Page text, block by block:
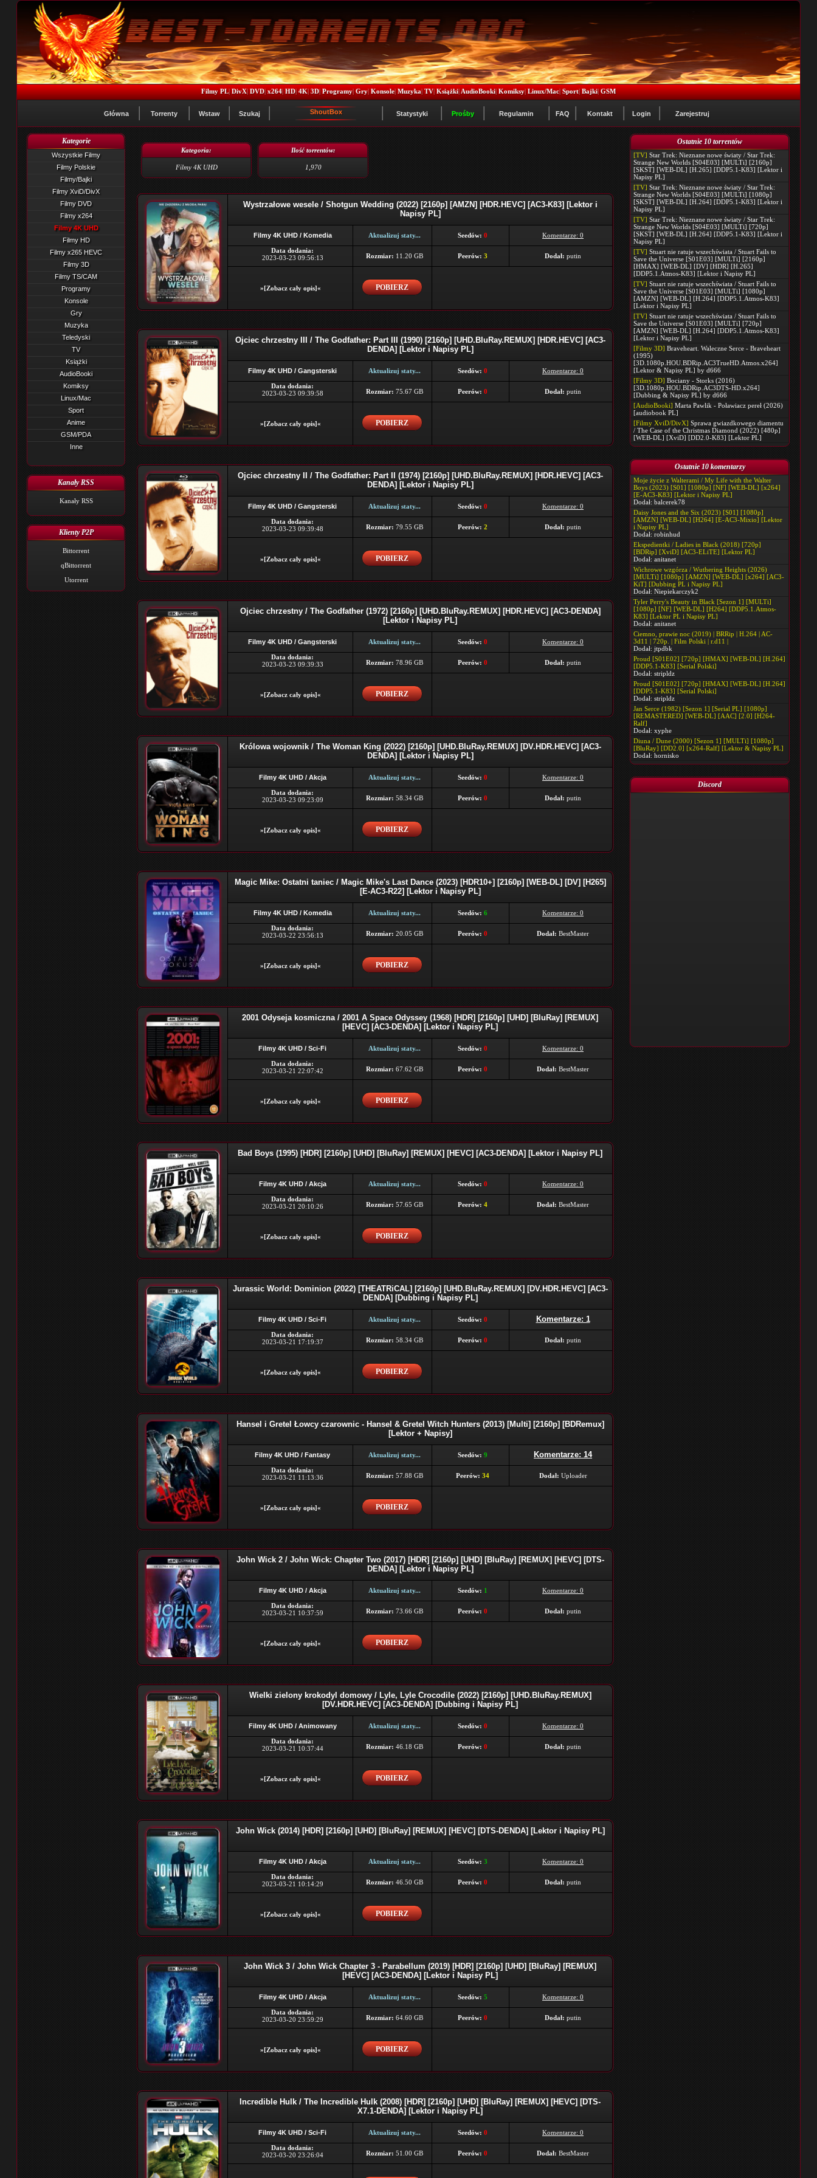
Filmy PL|DivX|DVD|x264|HD|4K|3D|Programy|Gry|Konsole|Muzyka|TV|Książki|AudioBooki|Komiksy|Linux/Mac|Sport|Bajki|GSM
Główna Torrenty Wstaw Szukaj ShoutBox Statystyki Prośby Regulamin FAQ Kontakt Login Zarejestruj
Kategorie
Wszystkie Filmy
Filmy Polskie
Filmy/Bajki
Filmy XviD/DivX
Filmy DVD
Filmy x264
Filmy 4K UHD
Filmy HD
Filmy x265 HEVC
Filmy 3D
Filmy TS/CAM
Programy
Konsole
Gry
Muzyka
Teledyski
TV
Książki
AudioBooki
Komiksy
Linux/Mac
Sport
Anime
GSM/PDA
Inne
Kanały RSS
Kanały RSS
Klienty P2P
Bittorrent
qBittorrent
Utorrent
Ostatnie 10 torrentów
[TV] Star Trek: Nieznane nowe światy / Star Trek:
Strange New Worlds [S04E03] [MULTi] [2160p]
[SKST] [WEB-DL] [H.265] [DDP5.1-K83] [Lektor i
Napisy PL]
[TV] Star Trek: Nieznane nowe światy / Star Trek:
Strange New Worlds [S04E03] [MULTi] [1080p]
[SKST] [WEB-DL] [H.264] [DDP5.1-K83] [Lektor i
Napisy PL]
[TV] Star Trek: Nieznane nowe światy / Star Trek:
Strange New Worlds [S04E03] [MULTi] [720p]
[SKST] [WEB-DL] [H.264] [DDP5.1-K83] [Lektor i
Napisy PL]
[TV] Stuart nie ratuje wszechświata / Stuart Fails to
Save the Universe [S01E03] [MULTi] [2160p]
[HMAX] [WEB-DL] [DV] [HDR] [H.265]
[DDP5.1.Atmos-K83] [Lektor i Napisy PL]
[TV] Stuart nie ratuje wszechświata / Stuart Fails to
Save the Universe [S01E03] [MULTi] [1080p]
[AMZN] [WEB-DL] [H.264] [DDP5.1.Atmos-K83]
[Lektor i Napisy PL]
[TV] Stuart nie ratuje wszechświata / Stuart Fails to
Save the Universe [S01E03] [MULTi] [720p]
[AMZN] [WEB-DL] [H.264] [DDP5.1.Atmos-K83]
[Lektor i Napisy PL]
[Filmy 3D] Braveheart. Waleczne Serce - Braveheart
(1995)
[3D.1080p.HOU.BDRip.AC3TrueHD.Atmos.x264]
[Lektor & Napisy PL] by d666
[Filmy 3D] Bociany - Storks (2016)
[3D.1080p.HOU.BDRip.AC3DTS-HD.x264]
[Dubbing & Napisy PL] by d666
[AudioBooki] Marta Pawlik - Poławiacz pereł (2026)
[audiobook PL]
[Filmy XviD/DivX] Sprawa gwiazdkowego diamentu
/ The Case of the Christmas Diamond (2022) [480p]
[WEB-DL] [XviD] [DD2.0-K83] [Lektor PL]
Ostatnie 10 komentarzy
Moje życie z Walterami / My Life with the Walter
Boys (2023) [S01] [1080p] [NF] [WEB-DL] [x264]
[E-AC3-K83] [Lektor i Napisy PL]
Dodał: balcerek78
Daisy Jones and the Six (2023) [S01] [1080p]
[AMZN] [WEB-DL] [H264] [E-AC3-Mixio] [Lektor
i Napisy PL]
Dodał: robinhud
Ekspedientki / Ladies in Black (2018) [720p]
[BDRip] [XviD] [AC3-ELiTE] [Lektor PL]
Dodał: anitanet
Wichrowe wzgórza / Wuthering Heights (2026)
[MULTi] [1080p] [AMZN] [WEB-DL] [x264] [AC3-
KiT] [Dubbing PL i Napisy PL]
Dodał: Niepiekarczyk2
Tyler Perry's Beauty in Black [Sezon 1] [MULTi]
[1080p] [NF] [WEB-DL] [H264] [DDP5.1.Atmos-
K83] [Lektor PL i Napisy PL]
Dodał: anitanet
Ciemno, prawie noc (2019) | BRRip | H.264 | AC-
3d11 | 720p. | Film Polski | r.d11 |
Dodał: jtpdbk
Proud [S01E02] [720p] [HMAX] [WEB-DL] [H.264]
[DDP5.1-K83] [Serial Polski]
Dodał: stripldz
Proud [S01E02] [720p] [HMAX] [WEB-DL] [H.264]
[DDP5.1-K83] [Serial Polski]
Dodał: stripldz
Jan Serce (1982) [Sezon 1] [Serial PL] [1080p]
[REMASTERED] [WEB-DL] [AAC] [2.0] [H264-
Ralf]
Dodał: xyphe
Diuna / Dune (2000) [Sezon 1] [MULTi] [1080p]
[BluRay] [DD2.0] [x264-Ralf] [Lektor & Napisy PL]
Dodał: hornisko
Discord
Kategoria:
Filmy 4K UHD
Ilość torrentów:
1,970
Wystrzałowe wesele / Shotgun Wedding (2022) [2160p] [AMZN] [HDR.HEVC] [AC3-K83] [Lektor i
Napisy PL]
Filmy 4K UHD / Komedia Aktualizuj staty... Seedów: 0 Komentarze: 0
Data dodania:
2023-03-23 09:56:13
Rozmiar: 11.20 GB Peerów: 3 Dodał: putin
»[Zobacz cały opis]« POBIERZ
Ojciec chrzestny III / The Godfather: Part III (1990) [2160p] [UHD.BluRay.REMUX] [HDR.HEVC] [AC3-
DENDA] [Lektor i Napisy PL]
Filmy 4K UHD / Gangsterski Aktualizuj staty... Seedów: 0 Komentarze: 0
Data dodania:
2023-03-23 09:39:58
Rozmiar: 75.67 GB Peerów: 0 Dodał: putin
»[Zobacz cały opis]« POBIERZ
Ojciec chrzestny II / The Godfather: Part II (1974) [2160p] [UHD.BluRay.REMUX] [HDR.HEVC] [AC3-
DENDA] [Lektor i Napisy PL]
Filmy 4K UHD / Gangsterski Aktualizuj staty... Seedów: 0 Komentarze: 0
Data dodania:
2023-03-23 09:39:48
Rozmiar: 79.55 GB Peerów: 2 Dodał: putin
»[Zobacz cały opis]« POBIERZ
Ojciec chrzestny / The Godfather (1972) [2160p] [UHD.BluRay.REMUX] [HDR.HEVC] [AC3-DENDA]
[Lektor i Napisy PL]
Filmy 4K UHD / Gangsterski Aktualizuj staty... Seedów: 0 Komentarze: 0
Data dodania:
2023-03-23 09:39:33
Rozmiar: 78.96 GB Peerów: 0 Dodał: putin
»[Zobacz cały opis]« POBIERZ
Królowa wojownik / The Woman King (2022) [2160p] [UHD.BluRay.REMUX] [DV.HDR.HEVC] [AC3-
DENDA] [Lektor i Napisy PL]
Filmy 4K UHD / Akcja Aktualizuj staty... Seedów: 0 Komentarze: 0
Data dodania:
2023-03-23 09:23:09
Rozmiar: 58.34 GB Peerów: 0 Dodał: putin
»[Zobacz cały opis]« POBIERZ
Magic Mike: Ostatni taniec / Magic Mike's Last Dance (2023) [HDR10+] [2160p] [WEB-DL] [DV] [H265]
[E-AC3-R22] [Lektor i Napisy PL]
Filmy 4K UHD / Komedia Aktualizuj staty... Seedów: 6 Komentarze: 0
Data dodania:
2023-03-22 23:56:13
Rozmiar: 20.05 GB Peerów: 0 Dodał: BestMaster
»[Zobacz cały opis]« POBIERZ
2001 Odyseja kosmiczna / 2001 A Space Odyssey (1968) [HDR] [2160p] [UHD] [BluRay] [REMUX]
[HEVC] [AC3-DENDA] [Lektor i Napisy PL]
Filmy 4K UHD / Sci-Fi Aktualizuj staty... Seedów: 0 Komentarze: 0
Data dodania:
2023-03-21 22:07:42
Rozmiar: 67.62 GB Peerów: 0 Dodał: BestMaster
»[Zobacz cały opis]« POBIERZ
Bad Boys (1995) [HDR] [2160p] [UHD] [BluRay] [REMUX] [HEVC] [AC3-DENDA] [Lektor i Napisy PL]
Filmy 4K UHD / Akcja Aktualizuj staty... Seedów: 0 Komentarze: 0
Data dodania:
2023-03-21 20:10:26
Rozmiar: 57.65 GB Peerów: 4 Dodał: BestMaster
»[Zobacz cały opis]« POBIERZ
Jurassic World: Dominion (2022) [THEATRiCAL] [2160p] [UHD.BluRay.REMUX] [DV.HDR.HEVC] [AC3-
DENDA] [Dubbing i Napisy PL]
Filmy 4K UHD / Sci-Fi Aktualizuj staty... Seedów: 0 Komentarze: 1
Data dodania:
2023-03-21 17:19:37
Rozmiar: 58.34 GB Peerów: 0 Dodał: putin
»[Zobacz cały opis]« POBIERZ
Hansel i Gretel Łowcy czarownic - Hansel & Gretel Witch Hunters (2013) [Multi] [2160p] [BDRemux]
[Lektor + Napisy]
Filmy 4K UHD / Fantasy Aktualizuj staty... Seedów: 9 Komentarze: 14
Data dodania:
2023-03-21 11:13:36
Rozmiar: 57.88 GB Peerów: 34 Dodał: Uploader
»[Zobacz cały opis]« POBIERZ
John Wick 2 / John Wick: Chapter Two (2017) [HDR] [2160p] [UHD] [BluRay] [REMUX] [HEVC] [DTS-
DENDA] [Lektor i Napisy PL]
Filmy 4K UHD / Akcja Aktualizuj staty... Seedów: 1 Komentarze: 0
Data dodania:
2023-03-21 10:37:59
Rozmiar: 73.66 GB Peerów: 0 Dodał: putin
»[Zobacz cały opis]« POBIERZ
Wielki zielony krokodyl domowy / Lyle, Lyle Crocodile (2022) [2160p] [UHD.BluRay.REMUX]
[DV.HDR.HEVC] [AC3-DENDA] [Dubbing i Napisy PL]
Filmy 4K UHD / Animowany Aktualizuj staty... Seedów: 0 Komentarze: 0
Data dodania:
2023-03-21 10:37:44
Rozmiar: 46.18 GB Peerów: 0 Dodał: putin
»[Zobacz cały opis]« POBIERZ
John Wick (2014) [HDR] [2160p] [UHD] [BluRay] [REMUX] [HEVC] [DTS-DENDA] [Lektor i Napisy PL]
Filmy 4K UHD / Akcja Aktualizuj staty... Seedów: 3 Komentarze: 0
Data dodania:
2023-03-21 10:14:29
Rozmiar: 46.50 GB Peerów: 0 Dodał: putin
»[Zobacz cały opis]« POBIERZ
John Wick 3 / John Wick Chapter 3 - Parabellum (2019) [HDR] [2160p] [UHD] [BluRay] [REMUX]
[HEVC] [AC3-DENDA] [Lektor i Napisy PL]
Filmy 4K UHD / Akcja Aktualizuj staty... Seedów: 5 Komentarze: 0
Data dodania:
2023-03-20 23:59:29
Rozmiar: 64.60 GB Peerów: 0 Dodał: putin
»[Zobacz cały opis]« POBIERZ
Incredible Hulk / The Incredible Hulk (2008) [HDR] [2160p] [UHD] [BluRay] [REMUX] [HEVC] [DTS-
X7.1-DENDA] [Lektor i Napisy PL]
Filmy 4K UHD / Sci-Fi Aktualizuj staty... Seedów: 0 Komentarze: 0
Data dodania:
2023-03-20 23:26:04
Rozmiar: 51.00 GB Peerów: 0 Dodał: BestMaster